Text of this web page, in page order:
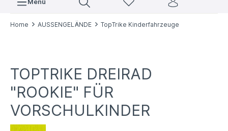
Menü
Home AUSSENGELÄNDE TopTrike Kinderfahrzeuge
TOPTRIKE DREIRAD
"ROOKIE" FÜR
VORSCHULKINDER